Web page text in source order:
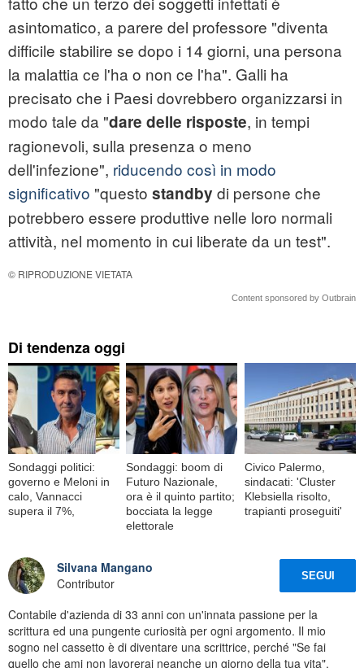
asintomatico, a parere del professore "diventa
difficile stabilire se dopo i 14 giorni, una persona
la malattia ce l'ha o non ce l'ha". Galli ha
precisato che i Paesi dovrebbero organizzarsi in
modo tale da "dare delle risposte, in tempi
ragionevoli, sulla presenza o meno
dell'infezione", riducendo così in modo
significativo "questo standby di persone che
potrebbero essere produttive nelle loro normali
attività, nel momento in cui liberate da un test".
© RIPRODUZIONE VIETATA
Content sponsored by Outbrain
Di tendenza oggi
Sondaggi politici:
governo e Meloni in
calo, Vannacci
supera il 7%,
Sondaggi: boom di
Futuro Nazionale,
ora è il quinto partito;
bocciata la legge
elettorale
Civico Palermo,
sindacati: 'Cluster
Klebsiella risolto,
trapianti proseguiti'
Silvana Mangano
Contributor
SEGUI
Contabile d'azienda di 33 anni con un'innata passione per la
scrittura ed una pungente curiosità per ogni argomento. Il mio
sogno nel cassetto è di diventare una scrittrice, perché "Se fai
quello che ami non lavorerai neanche un giorno della tua vita".